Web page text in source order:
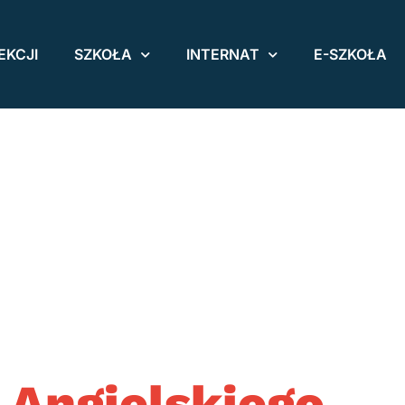
SZKOŁA INTERNAT E-SZKOŁA